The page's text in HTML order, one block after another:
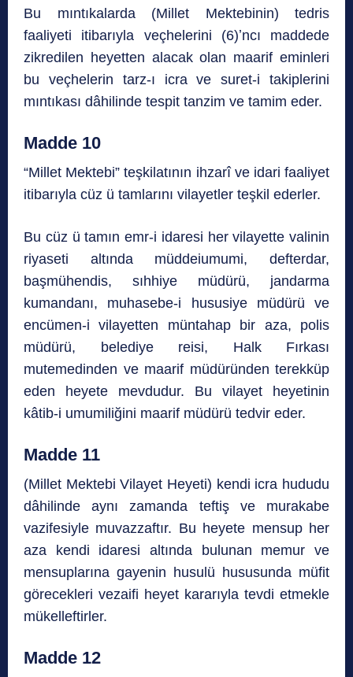
Bu mıntıkalarda (Millet Mektebinin) tedris
faaliyeti itibarıyla veçhelerini (6)ʼncı maddede
zikredilen heyetten alacak olan maarif eminleri
bu veçhelerin tarz-ı icra ve suret-i takiplerini
mıntıkası dâhilinde tespit tanzim ve tamim eder.
Madde 10
“Millet Mektebi” teşkilatının ihzarî ve idari faaliyet
itibarıyla cüz ü tamlarını vilayetler teşkil ederler.
Bu cüz ü tamın emr-i idaresi her vilayette valinin
riyaseti altında müddeiumumi, defterdar,
başmühendis, sıhhiye müdürü, jandarma
kumandanı, muhasebe-i hususiye müdürü ve
encümen-i vilayetten müntahap bir aza, polis
müdürü, belediye reisi, Halk Fırkası
mutemedinden ve maarif müdüründen terekküp
eden heyete mevdudur. Bu vilayet heyetinin
kâtib-i umumiliğini maarif müdürü tedvir eder.
Madde 11
(Millet Mektebi Vilayet Heyeti) kendi icra hududu
dâhilinde aynı zamanda teftiş ve murakabe
vazifesiyle muvazzaftır. Bu heyete mensup her
aza kendi idaresi altında bulunan memur ve
mensuplarına gayenin husulü hususunda müfit
görecekleri vezaifi heyet kararıyla tevdi etmekle
mükelleftirler.
Madde 12